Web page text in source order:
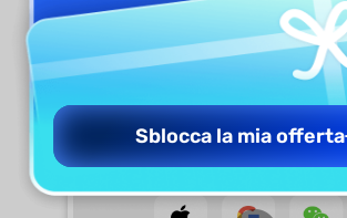
Sblocca la mia offerta